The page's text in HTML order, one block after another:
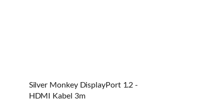
Silver Monkey DisplayPort 1.2 -
HDMI Kabel 3m